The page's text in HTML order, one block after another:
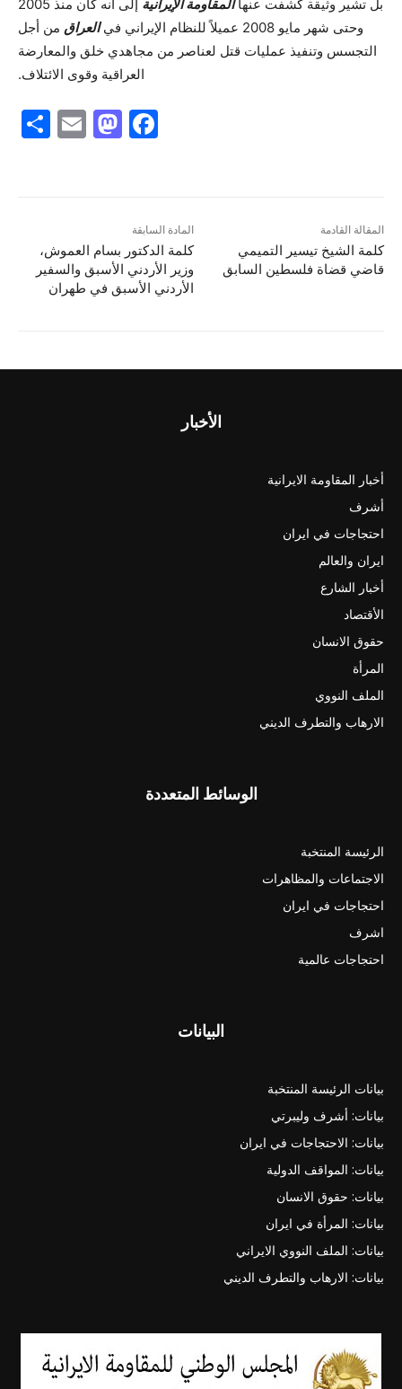
بل تشير وثيقة کشفت عنهاالمقاومة‌ الإیرانیة
إلى أنه كان منذ 2005
وحتى شهر مايو 2008 عميلاً للنظام الإيراني في
العراق من أجل
التجسس وتنفيذ عمليات قتل لعناصر من مجاهدي‌ خلق والمعارضة
العراقية وقوى الائتلاف.
F
b
o
o
M
o
n
E
المادة السابقة
كلمة الدكتور بسام العموش،
وزير الأردني الأسبق والسفير
الأردني الأسبق في طهران
المقالة القادمة
كلمة الشيخ تيسير التميمي
قاضي قضاة فلسطين السابق
الأخبار
أخبار المقاومة الايرانية
أشرف
احتجاجات في ايران
ايران والعالم
أخبار الشارع
الأقتصاد
حقوق الانسان
المرأة
الملف النووي
الارهاب والتطرف الديني
الوسائط المتعددة
الرئيسة المنتخبة
الاجتماعات والمظاهرات
احتجاجات في ايران
اشرف
احتجاجات عالمية
البيانات
بيانات الرئيسة المنتخبة
بيانات: أشرف وليبرتي
بيانات: الاحتجاجات في ايران
بيانات: المواقف الدولية
بيانات: حقوق الانسان
بيانات: المرأة في ايران
بيانات: الملف النووي الايراني
بيانات: الارهاب والتطرف الديني